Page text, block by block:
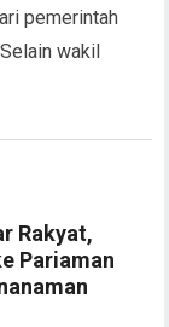
pemerintah
wakil
Rakyat,
Pariaman